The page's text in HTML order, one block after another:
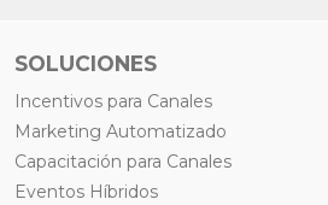
SOLUCIONES
Incentivos para Canales
Marketing Automatizado
Capacitación para Canales
Eventos Híbridos